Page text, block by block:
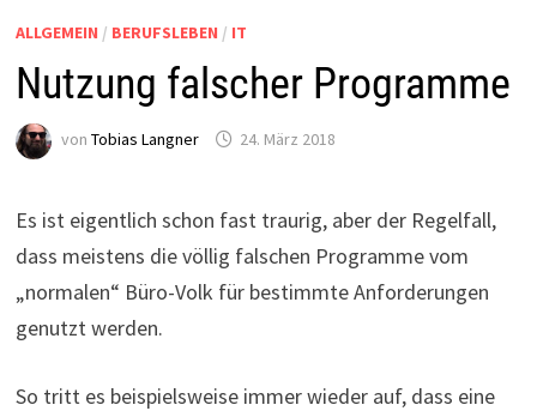
ALLGEMEIN / BERUFSLEBEN / IT
Nutzung falscher Programme
von Tobias Langner 24. März 2018
Es ist eigentlich schon fast traurig, aber der Regelfall,
dass meistens die völlig falschen Programme vom
„normalen“ Büro-Volk für bestimmte Anforderungen
genutzt werden.
So tritt es beispielsweise immer wieder auf, dass eine